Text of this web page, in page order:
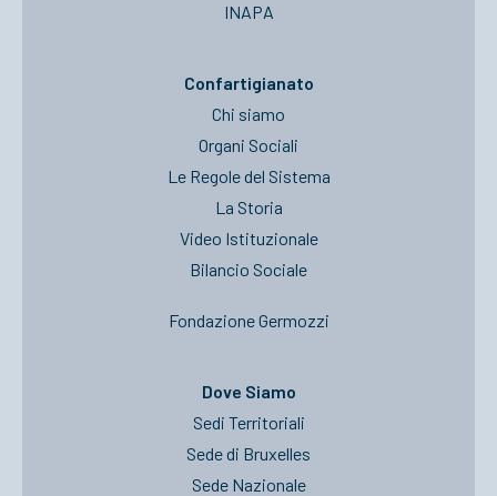
INAPA
Confartigianato
Chi siamo
Organi Sociali
Le Regole del Sistema
La Storia
Video Istituzionale
Bilancio Sociale
Fondazione Germozzi
Dove Siamo
Sedi Territoriali
Sede di Bruxelles
Sede Nazionale